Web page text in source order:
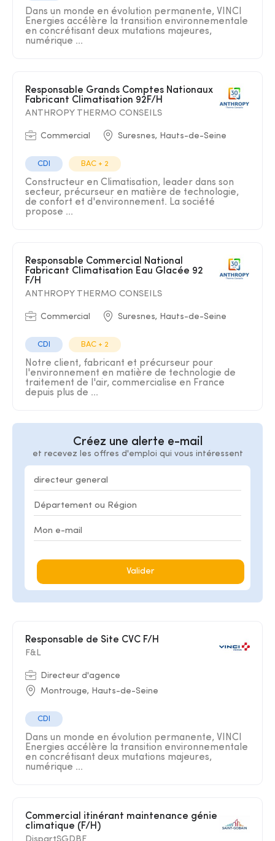
Dans un monde en évolution permanente, VINCI
Energies accélère la transition environnementale
en concrétisant deux mutations majeures,
numérique ...
Responsable Grands Comptes Nationaux
Fabricant Climatisation 92F/H
ANTHROPY THERMO CONSEILS
Commercial Suresnes, Hauts-de-Seine
CDI BAC + 2
Constructeur en Climatisation, leader dans son
secteur, précurseur en matière de technologie,
de confort et d'environnement. La société
propose ...
Responsable Commercial National
Fabricant Climatisation Eau Glacée 92
F/H
ANTHROPY THERMO CONSEILS
Commercial Suresnes, Hauts-de-Seine
CDI BAC + 2
Notre client, fabricant et précurseur pour
l'environnement en matière de technologie de
traitement de l'air, commercialise en France
depuis plus de ...
Créez une alerte e-mail
et recevez les offres d'emploi qui vous intéressent
Valider
Responsable de Site CVC F/H
F&L
Directeur d'agence
Montrouge, Hauts-de-Seine
CDI
Dans un monde en évolution permanente, VINCI
Energies accélère la transition environnementale
en concrétisant deux mutations majeures,
numérique ...
Commercial itinérant maintenance génie
climatique (F/H)